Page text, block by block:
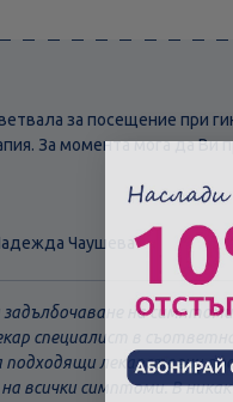
за посещение при
За момента мога да Ви
Чаушева
задълбочаване на
специалист в
лекарствени
всички симптоми. В